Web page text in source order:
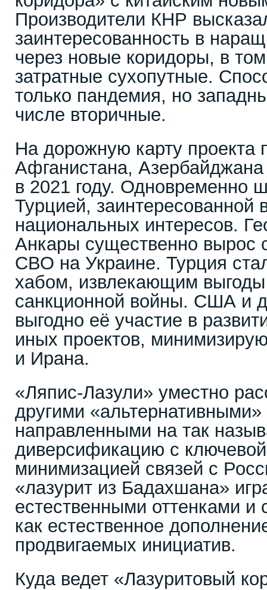
Производители КНР
заинтересованность в
через новые коридоры, в
затратные сухопутные.
только пандемия, но
числе вторичные.
На дорожную карту проекта
Афганистана,
в 2021 году. Одновременно
Турцией, заинтересованной
национальных интересов.
Анкары существенно вырос
СВО на Украине. Турция
хабом, извлекающим выгоды
санкционной войны. США и
выгодно её участие в
иных проектов,
и Ирана.
«Ляпис-Лазули» уместно
другими
направленными на так
диверсификацию с
минимизацией связей с
«лазурит из Бадахшана»
естественными оттенками и
как естественное
продвигаемых инициатив.
Куда ведет «Лазуритовый